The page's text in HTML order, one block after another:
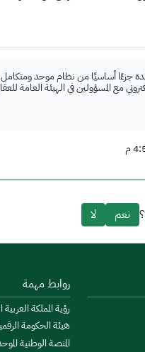
جزءًا أساسيًا من نظام موحد
مع المسؤولين في الهيئة العامة
نعم لا
روابط مهمة
رؤية المملكة العربية
هيئة الحكومة
المنصة الوطنية